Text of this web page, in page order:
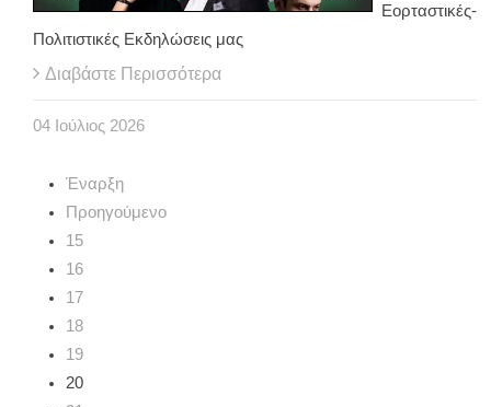
Εορταστικές-
Πολιτιστικές Εκδηλώσεις μας
Διαβάστε Περισσότερα
04 Ιούλιος 2026
Έναρξη
Προηγούμενο
15
16
17
18
19
20